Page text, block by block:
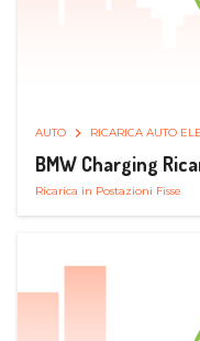
AUTO RICARICA AUTO
BMW Charging
Ricarica in Postazioni Fisse